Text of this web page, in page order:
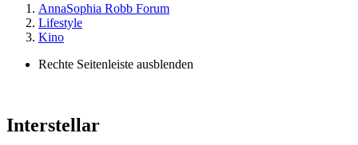
AnnaSophia Robb Forum
Lifestyle
Kino
Rechte Seitenleiste ausblenden
Interstellar